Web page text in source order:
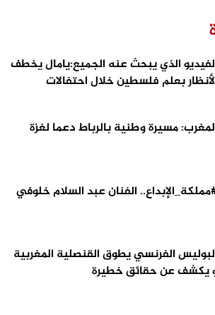
الذي يبحث عنه الجميع:يامال يخطف
بعلم فلسطين خلال احتفالات
مسيرة وطنية بالرباط دعما لغزة
الفنان عبد السلام خلوفي
الفرنسي يطوق القنصلية المغربية
يكشف عن حقائق خطيرة